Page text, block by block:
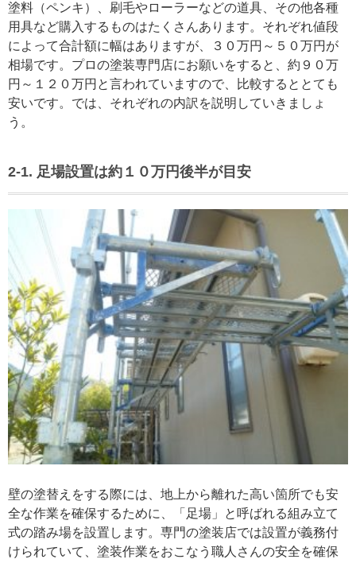
塗料（ペンキ）、刷毛やローラーなどの道具、その他各種
用具など購入するものはたくさんあります。それぞれ値段
によって合計額に幅はありますが、３０万円～５０万円が
相場です。プロの塗装専門店にお願いをすると、約９０万
円～１２０万円と言われていますので、比較するととても
安いです。では、それぞれの内訳を説明していきましょ
う。
2-1. 足場設置は約１０万円後半が目安
壁の塗替えをする際には、地上から離れた高い箇所でも安
全な作業を確保するために、「足場」と呼ばれる組み立て
式の踏み場を設置します。専門の塗装店では設置が義務付
けられていて、塗装作業をおこなう職人さんの安全を確保